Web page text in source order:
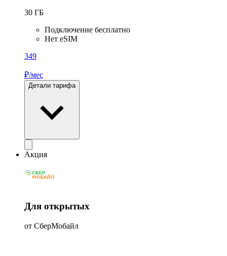
30 ГБ
Подключение бесплатно
Нет eSIM
349
₽/мес
Детали тарифа
Акция
Для открытых
от СберМобайл